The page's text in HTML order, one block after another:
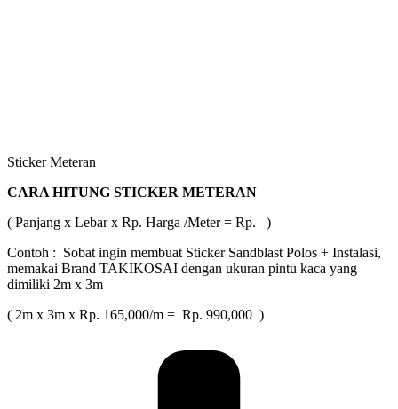
Sticker Meteran
CARA HITUNG STICKER METERAN
( Panjang x Lebar x Rp. Harga /Meter = Rp. )
Contoh : Sobat ingin membuat Sticker Sandblast Polos + Instalasi,
memakai Brand TAKIKOSAI dengan ukuran pintu kaca yang
dimiliki 2m x 3m
( 2m x 3m x Rp. 165,000/m = Rp. 990,000 )